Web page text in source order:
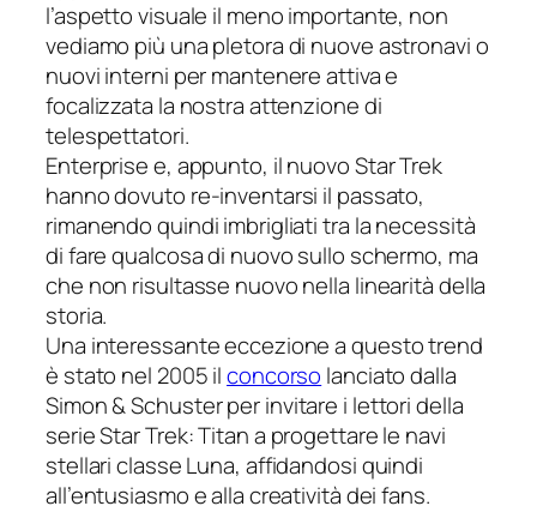
l’aspetto visuale il meno importante, non
vediamo più una pletora di nuove astronavi o
nuovi interni per mantenere attiva e
focalizzata la nostra attenzione di
telespettatori.
Enterprisee, appunto, il nuovoStar Trek
hanno dovuto re-inventarsi il passato,
rimanendo quindi imbrigliati tra la necessità
di fare qualcosa di nuovo sullo schermo, ma
che non risultasse nuovo nella linearità della
storia.
Una interessante eccezione a questo trend
è stato nel 2005 ilconcorso lanciato dalla
Simon & Schusterper invitare i lettori della
serieStar Trek: Titana progettare le navi
stellari classeLuna, affidandosi quindi
all’entusiasmo e alla creatività dei fans.